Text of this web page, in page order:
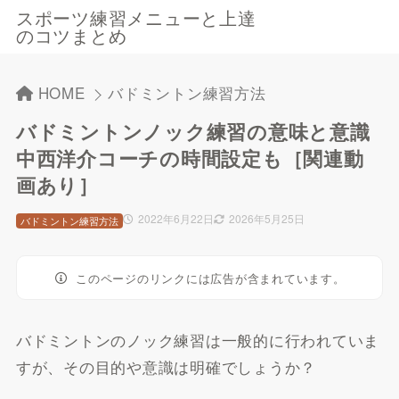
スポーツ練習メニューと上達
のコツまとめ
HOME バドミントン練習方法
バドミントンノック練習の意味と意識
中西洋介コーチの時間設定も［関連動
画あり］
2022年6月22日 2026年5月25日
バドミントン練習方法
このページのリンクには広告が含まれています。
バドミントンのノック練習は一般的に行われていま
すが、その目的や意識は明確でしょうか？